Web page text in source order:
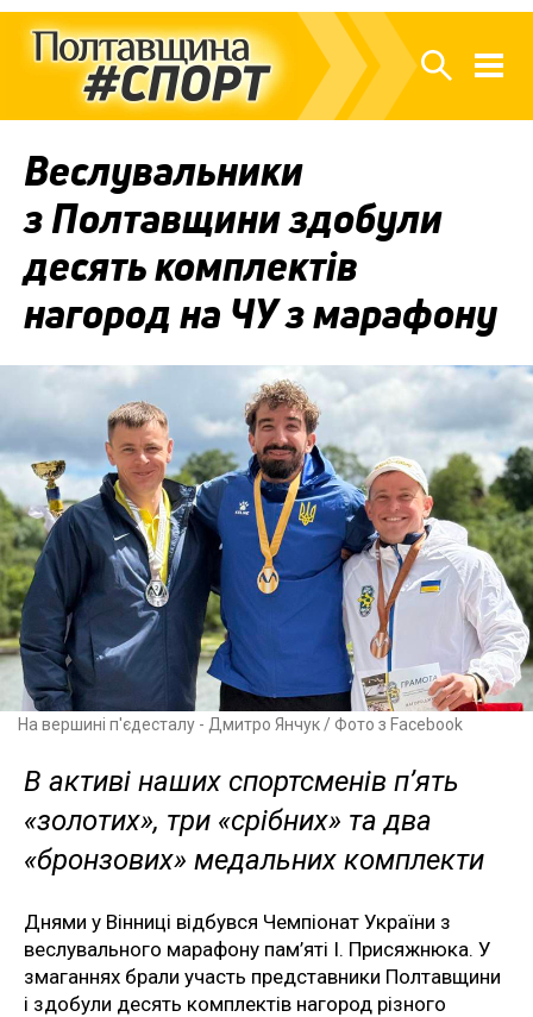
Веслувальники
з Полтавщини здобули
десять комплектів
нагород на ЧУ з марафону
На вершині п'єдесталу - Дмитро Янчук / Фото з Facebook
В активі наших спортсменів п’ять
«золотих», три «срібних» та два
«бронзових» медальних комплекти
Днями у Вінниці відбувся Чемпіонат України з
веслувального марафону пам’яті І. Присяжнюка. У
змаганнях брали участь представники Полтавщини
і здобули десять комплектів нагород різного